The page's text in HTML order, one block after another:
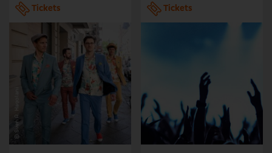
Tickets
Tickets